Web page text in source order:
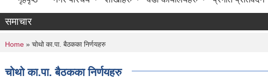
समाचार
You are here
Home » चोथो का.पा. बैठकका निर्णयहरु
चोथो का.पा. बैठकका निर्णयहरु